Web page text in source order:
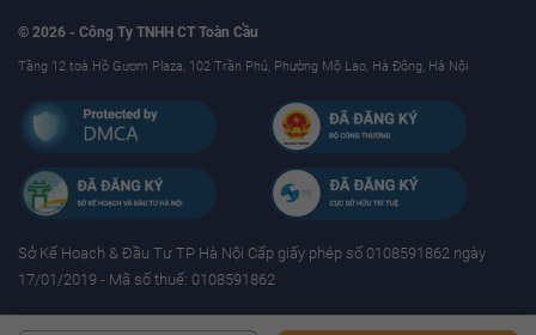
© 2026 - Công Ty TNHH CT Toàn Cầu
Tầng 12 toà Hồ Gươm Plaza, 102 Trần Phú, Phường Mộ Lao, Hà Đông, Hà Nội
Sở Kế Hoạch & Ðầu Tư TP Hà Nội Cấp giấy phép số 0108591862 ngày
17/01/2019 - Mã số thuế: 0108591862